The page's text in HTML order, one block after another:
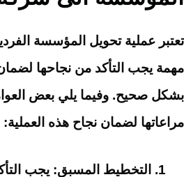
تعتبر عملية تحويل المؤسسة
مهمة يجب التأكد من نجاحها
بشكل صحيح. وفيما يلي بعض
مراعاتها لضمان نجاح هذه العملية:
التخطيط المسبق: يجب